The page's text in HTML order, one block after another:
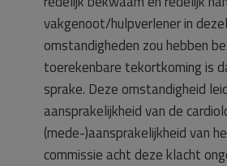
vakgenoot/hulpverlener in
omstandigheden zou hebben
toerekenbare tekortkoming is
sprake. Deze omstandigheid
aansprakelijkheid van de
(mede-)aansprakelijkheid van
commissie acht deze klacht